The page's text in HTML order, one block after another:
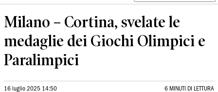
Milano – Cortina, svelate le
medaglie dei Giochi Olimpici e
Paralimpici
16 luglio 2025 14:50 6 MINUTI DI LETTURA